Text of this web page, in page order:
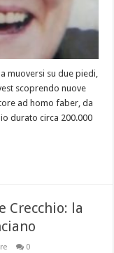
muoversi su due piedi,
scoprendo nuove
ad homo faber, da
durato circa 200.000
Crecchio: la
0